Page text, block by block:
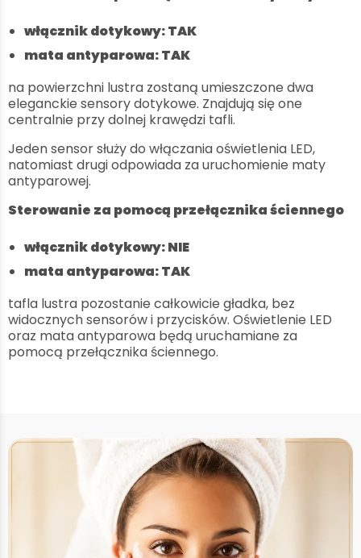
włącznik dotykowy: TAK
mata antyparowa: TAK
na powierzchni lustra zostaną umieszczone dwa
eleganckie sensory dotykowe. Znajdują się one
centralnie przy dolnej krawędzi tafli.
Jeden sensor służy do włączania oświetlenia LED,
natomiast drugi odpowiada za uruchomienie maty
antyparowej.
Sterowanie za pomocą przełącznika ściennego
włącznik dotykowy: NIE
mata antyparowa: TAK
tafla lustra pozostanie całkowicie gładka, bez
widocznych sensorów i przycisków. Oświetlenie LED
oraz mata antyparowa będą uruchamiane za
pomocą przełącznika ściennego.